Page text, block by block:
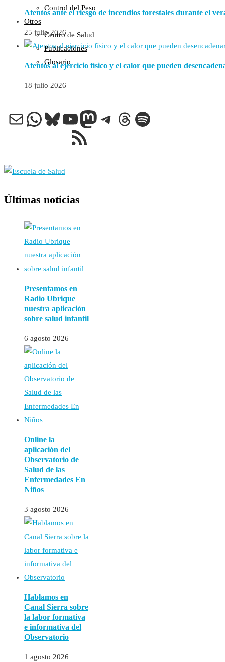
Control del Peso
Otros
Centro de Salud
Publicaciones
Glosario
Atentos ante el riesgo de incendios forestales durante el
25 julio 2026
Atentos al ejercicio físico y el calor que pueden
18 julio 2026
Correo electrónico
WhatsApp
Bluesky
YouTube
Mastodon
Telegram
Threads
Spotify
Feed RSS
Últimas noticias
Presentamos en
Radio Ubrique
nuestra aplicación
sobre salud infantil
6 agosto 2026
Online la
aplicación del
Observatorio de
Salud de las
Enfermedades En
Niños
3 agosto 2026
Hablamos en
Canal Sierra sobre
la labor formativa
e informativa del
Observatorio
1 agosto 2026